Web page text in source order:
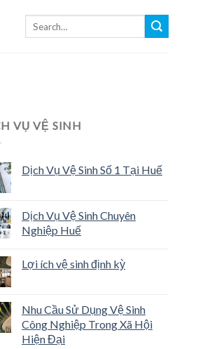
VỤ VỆ SINH
Dịch Vụ Vệ Sinh Số 1 Tại Huế
Dịch Vụ Vệ Sinh Chuyên
Nghiệp Huế
Lợi ích vệ sinh định kỳ
Nhu Cầu Sử Dụng Vệ Sinh
Công Nghiệp Trong Xã Hội
Hiện Đại